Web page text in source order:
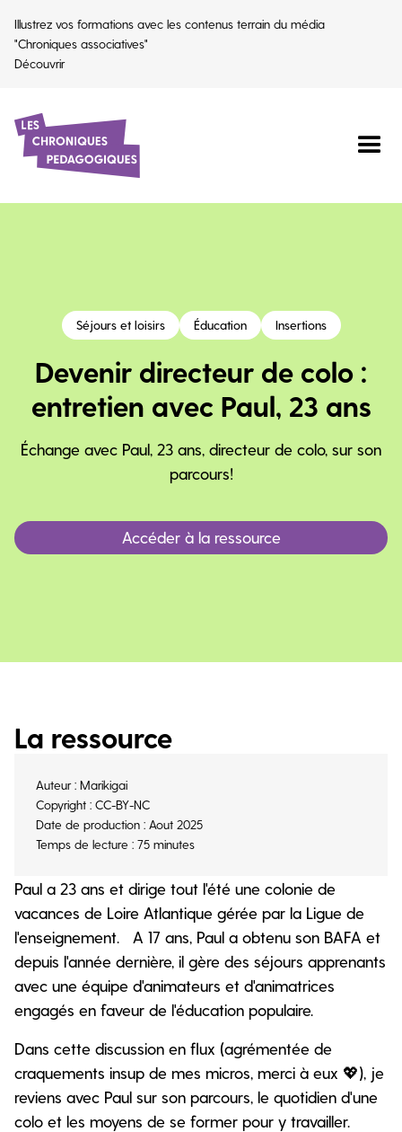
Illustrez vos formations avec les contenus terrain du média
"Chroniques associatives"
Découvrir
Séjours et loisirs Éducation Insertions
Devenir directeur de colo :
entretien avec Paul, 23 ans
Échange avec Paul, 23 ans, directeur de colo, sur son
parcours!
Accéder à la ressource
La ressource
Auteur : Marikigai
Copyright : CC-BY-NC
Date de production : Aout 2025
Temps de lecture : 75 minutes
Paul a 23 ans et dirige tout l'été une colonie de
vacances de Loire Atlantique gérée par la Ligue de
l'enseignement. A 17 ans, Paul a obtenu son BAFA et
depuis l'année dernière, il gère des séjours apprenants
avec une équipe d'animateurs et d'animatrices
engagés en faveur de l'éducation populaire.
Dans cette discussion en flux (agrémentée de
craquements insup de mes micros, merci à eux 💖), je
reviens avec Paul sur son parcours, le quotidien d'une
colo et les moyens de se former pour y travailler.